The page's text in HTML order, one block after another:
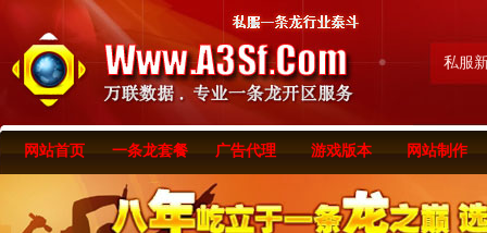
私服
网站首页 一条龙套餐 广告代理 游戏版本 网站制作